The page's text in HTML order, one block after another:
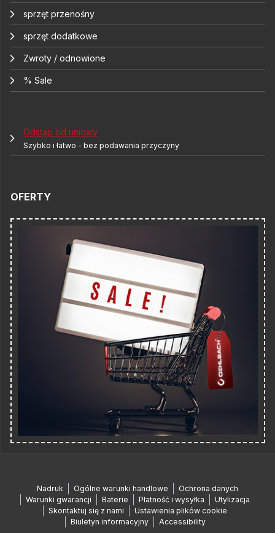
sprzęt przenośny
sprzęt dodatkowe
Zwroty / odnowione
% Sale
Odstąp od umowy
Szybko i łatwo - bez podawania przyczyny
OFERTY
Nadruk Ogólne warunki handlowe
Ochrona danych
Warunki gwarancji
Baterie Płatność i wysyłka
Utylizacja
Skontaktuj się z nami
Ustawienia plików cookie
Biuletyn informacyjny
Accessibility